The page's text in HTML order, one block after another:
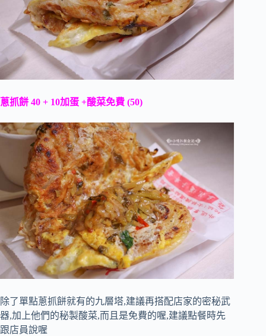
蔥抓餅 40 + 10加蛋 +酸菜免費 (50)
除了單點蔥抓餅就有的九層塔,建議再搭配店家的密秘武
器,加上他們的秘製酸菜,而且是免費的喔,建議點餐時先
跟店員說喔